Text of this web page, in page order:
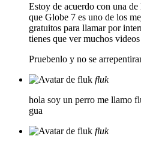
Estoy de acuerdo con una de
que Globe 7 es uno de los
gratuitos para llamar por
tienes que ver muchos videos
Pruebenlo y no se
fluk
hola soy un perro me llamo
gua
fluk